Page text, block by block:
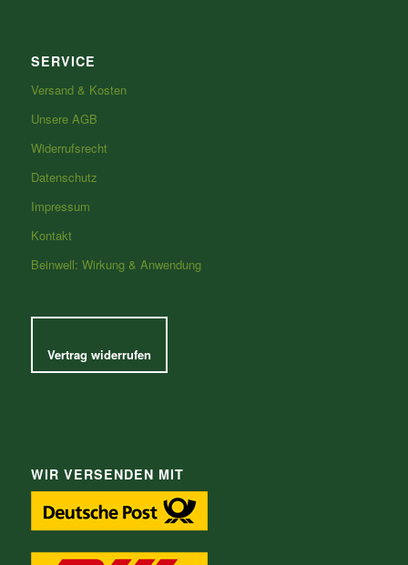
SERVICE
Versand & Kosten
Unsere AGB
Widerrufsrecht
Datenschutz
Impressum
Kontakt
Beinwell: Wirkung & Anwendung
Vertrag widerrufen
WIR VERSENDEN MIT